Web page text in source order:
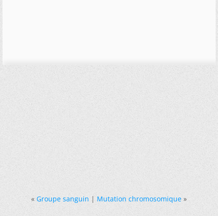
« Groupe sanguin|Mutation chromosomique »